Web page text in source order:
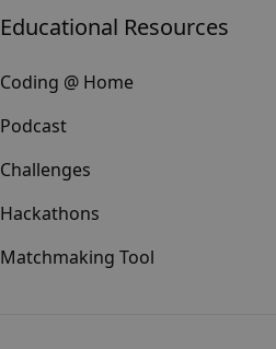
Educational Resources
Coding @ Home
Podcast
Challenges
Hackathons
Matchmaking Tool